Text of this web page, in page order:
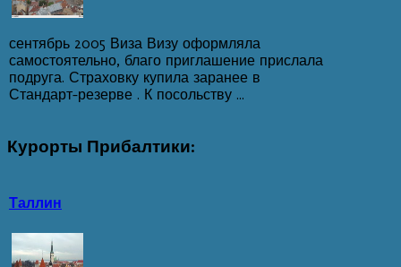
сентябрь 2005 Виза Визу оформляла
самостоятельно, благо приглашение прислала
подруга. Страховку купила заранее в
Стандарт-резерве . К посольству ...
Курорты Прибалтики:
Таллин